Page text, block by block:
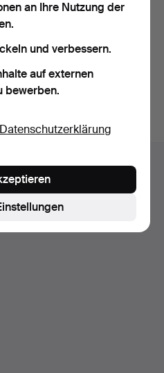
an Ihre Nutzung der
und verbessern.
auf externen
bewerben.
Datenschutzerklärung